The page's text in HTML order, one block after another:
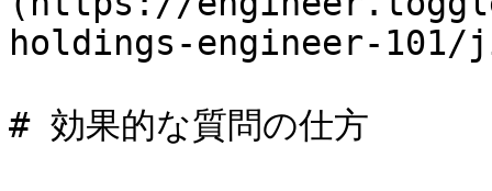
holdings-engineer-
# 効果的な質問の仕方